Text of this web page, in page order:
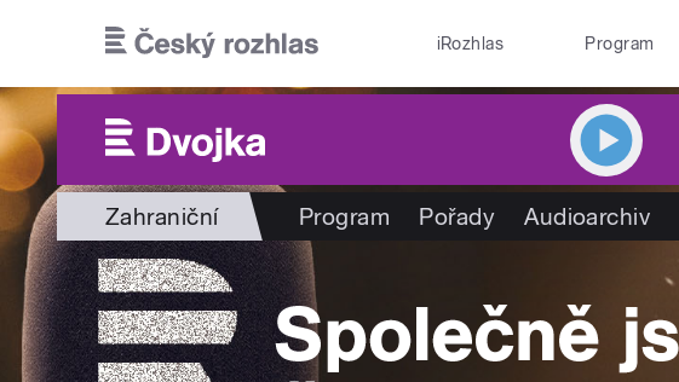
iRozhlas Program
Zahraniční Program Pořady Audioarchiv